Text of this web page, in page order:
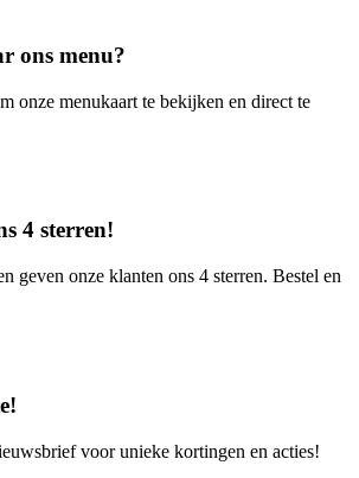
ons menu?
onze menukaart te bekijken en direct te
4 sterren!
geven onze klanten ons 4 sterren. Bestel en
voor unieke kortingen en acties!